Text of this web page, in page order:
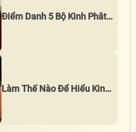
Điểm Danh 5 Bộ Kinh Phât
Làm Thế Nào Để Hiểu Kinh